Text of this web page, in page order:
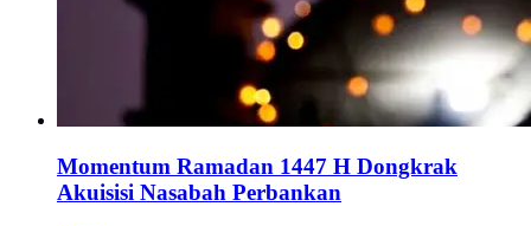
Momentum Ramadan 1447 H Dongkrak
Akuisisi Nasabah Perbankan